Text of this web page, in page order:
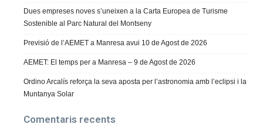
Dues empreses noves s’uneixen a la Carta Europea de Turisme
Sostenible al Parc Natural del Montseny
Previsió de l’AEMET a Manresa avui 10 de Agost de 2026
AEMET: El temps per a Manresa – 9 de Agost de 2026
Ordino Arcalís reforça la seva aposta per l’astronomia amb l’eclipsi i la
Muntanya Solar
Comentaris recents